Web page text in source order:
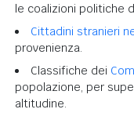
le coalizioni politiche
Cittadini stranieri
provenienza.
Classifiche dei
popolazione, per
altitudine.